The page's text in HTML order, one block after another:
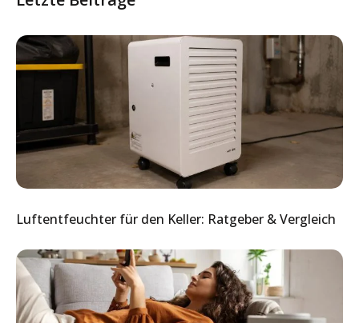
Luftentfeuchter für den Keller: Ratgeber & Vergleich